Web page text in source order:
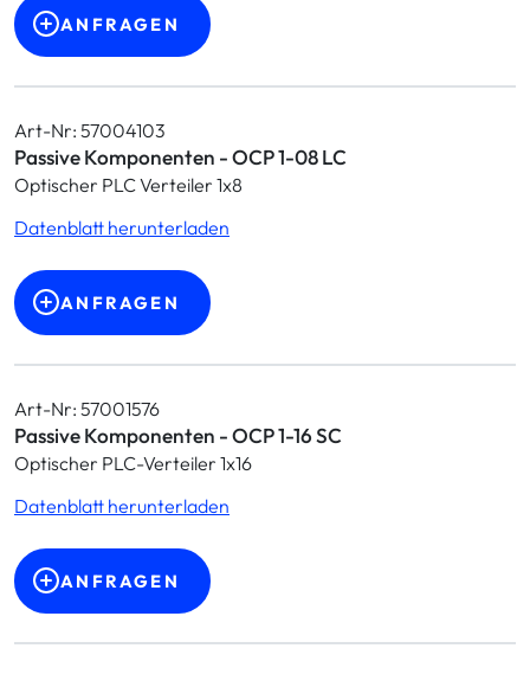
ANFRAGEN
Art-Nr: 57004103
Passive Komponenten - OCP 1-08 LC
Optischer PLC Verteiler 1x8
Datenblatt herunterladen
ANFRAGEN
Art-Nr: 57001576
Passive Komponenten - OCP 1-16 SC
Optischer PLC-Verteiler 1x16
Datenblatt herunterladen
ANFRAGEN